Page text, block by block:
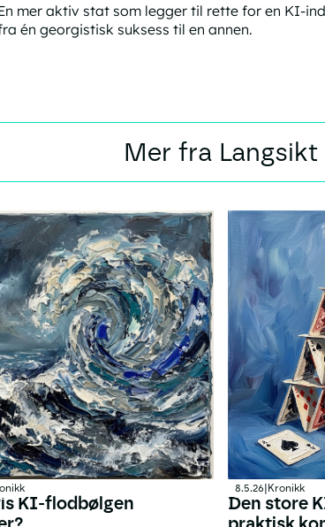
mer aktiv stat som legger til rette for en KI-
én georgistisk suksess til en annen.
Mer fra Langsikt
KI-flodbølgen
8.5.26|Kronikk
Den store